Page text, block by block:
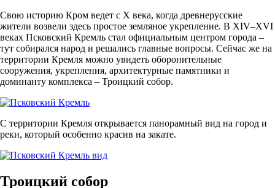
Свою историю Кром ведет с Х века, когда древнерусские
жители возвели здесь простое земляное укрепление. В XIV–XVI
веках Псковский Кремль стал официальным центром города –
тут собирался народ и решались главные вопросы. Сейчас же на
территории Кремля можно увидеть оборонительные
сооружения, укрепления, архитектурные памятники и
доминанту комплекса – Троицкий собор.
С территории Кремля открывается панорамный вид на город и
реки, который особенно красив на закате.
Троицкий собор